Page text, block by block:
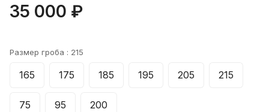
35 000 ₽
Размер гроба : 215
165 175 185 195 205 215
75 95 200